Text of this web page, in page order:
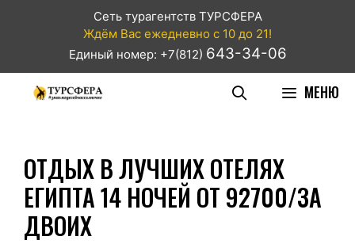
Сеть турагентств ТУРСФЕРА
Ждём Вас ежедневно с 10 до 21!
Единый номер: +7(812) 643-34-06
МЕНЮ
ОТДЫХ В ЛУЧШИХ ОТЕЛЯХ
ЕГИПТА 14 НОЧЕЙ ОТ 92700/ЗА
ДВОИХ